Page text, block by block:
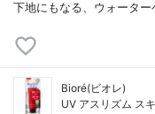
下地にもなる、ウォータ
Bioré(ビオレ)
UV アスリズム ス